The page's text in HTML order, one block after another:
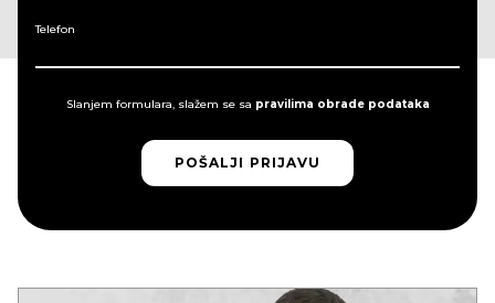
Telefon
Slanjem formulara, slažem se sa pravilima obrade podataka
POŠALJI PRIJAVU
POŠALJI PRIJAVU